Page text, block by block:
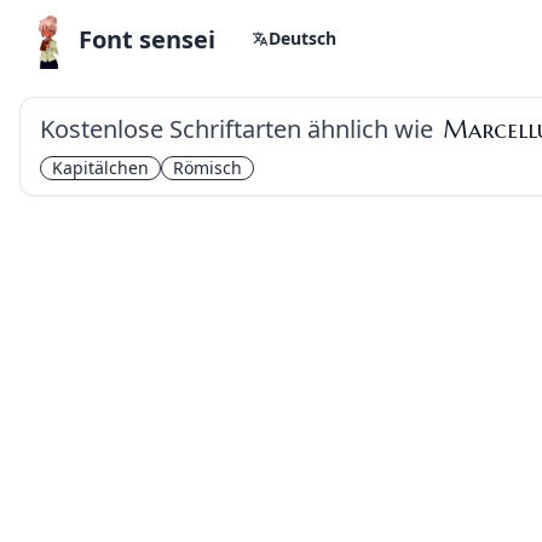
Font sensei Deutsch
Kostenlose Schriftarten ähnlich wie
Kapitälchen Römisch